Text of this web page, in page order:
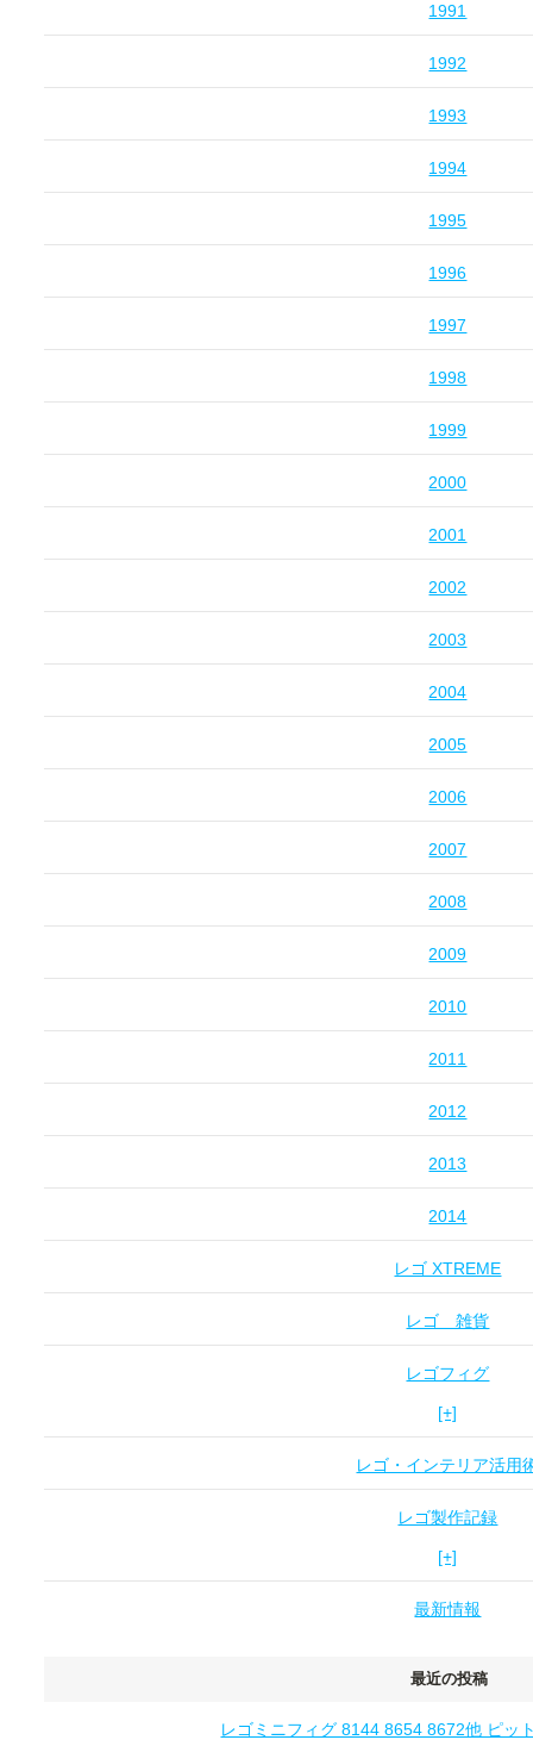
1991
1992
1993
1994
1995
1996
1997
1998
1999
2000
2001
2002
2003
2004
2005
2006
2007
2008
2009
2010
2011
2012
2013
2014
レゴ XTREME
レゴ 雑貨
レゴフィグ
[+]
レゴ・インテリア活用
レゴ製作記録
[+]
最新情報
最近の投稿
レゴミニフィグ 8144 8654 8672他 ピッ